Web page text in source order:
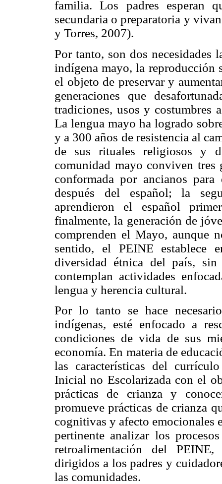
familia. Los padres esperan
secundaria o preparatoria y
y Torres, 2007).
Por tanto, son dos necesidades
indígena mayo, la reproducción
el objeto de preservar y
generaciones que
tradiciones, usos y costumbres
La lengua mayo ha logrado
y a 300 años de resistencia al
de sus rituales religiosos y
comunidad mayo conviven tres
conformada por ancianos
después del español; la
aprendieron el español
finalmente, la generación de
comprenden el Mayo, aunque
sentido, el PEINE establece
diversidad étnica del país,
contemplan actividades
lengua y herencia cultural.
Por lo tanto se hace
indígenas, esté enfocado a
condiciones de vida de sus
economía. En materia de
las características del
Inicial no Escolarizada con el
prácticas de crianza y
promueve prácticas de crianza
cognitivas y afecto emocionales
pertinente analizar los
retroalimentación del
dirigidos a los padres y
las comunidades.